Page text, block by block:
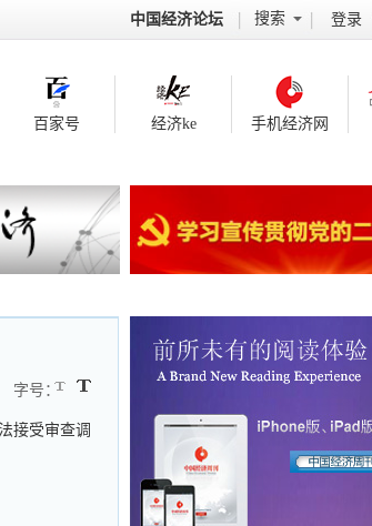
中国经济论坛 搜索 登录
百家号 经济ke 手机经济网
字号：
接受审查调